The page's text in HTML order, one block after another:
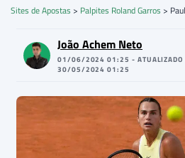
Sites de Apostas > Palpites Roland Garros >
João Achem Neto
01/06/2024 01:25 - ATUALIZADO
30/05/2024 01:25